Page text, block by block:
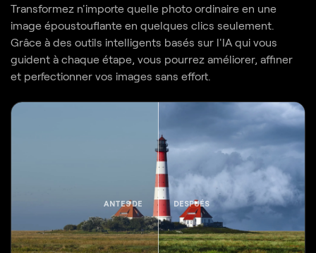
Transformez n'importe quelle photo ordinaire en une
image époustouflante en quelques clics seulement.
Grâce à des outils intelligents basés sur l'IA qui vous
guident à chaque étape, vous pourrez améliorer, affiner
et perfectionner vos images sans effort.
ANTES DE DESPUÉS